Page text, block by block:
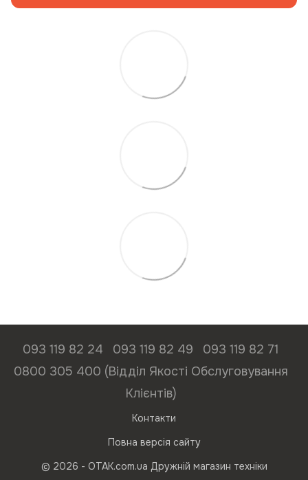
093 119 82 24 093 119 82 49
093 119 82 71
0800 305 400 (Відділ Якості Обслуговування
Клієнтів)
Контакти
Повна версія сайту
© 2026 - ОТАК.com.ua Дружній магазин техніки